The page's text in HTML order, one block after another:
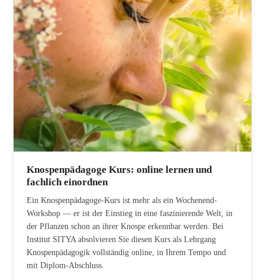
Knospenpädagoge Kurs: online lernen und
fachlich einordnen
Ein Knospenpädagoge-Kurs ist mehr als ein Wochenend-
Workshop — er ist der Einstieg in eine faszinierende Welt, in
der Pflanzen schon an ihrer Knospe erkennbar werden. Bei
Institut SITYA absolvieren Sie diesen Kurs als Lehrgang
Knospenpädagogik vollständig online, in Ihrem Tempo und
mit Diplom-Abschluss.